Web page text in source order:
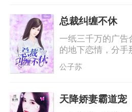
希：给我跪下唱征
清楚，到底是跪搓
总裁纠缠不休
一纸三千万的广告
的地下恋情，分手
楚，自己从来就
平静的签了字，
这才刚刚只是开
话给某小艺人，“
公子苏
天降娇妻霸道宠